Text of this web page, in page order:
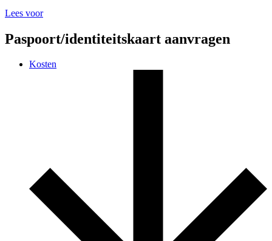
Lees voor
Paspoort/identiteitskaart aanvragen
Kosten